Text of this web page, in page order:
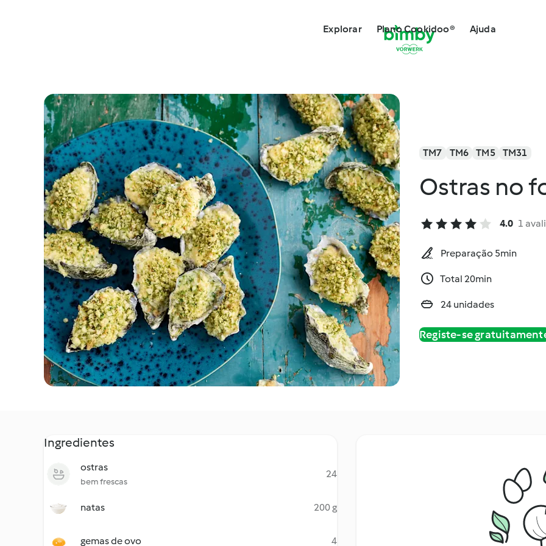
Explorar Plano Cookidoo® Ajuda
TM7 TM6 TM5 TM31
Ostras no
4.0 1
Preparação 5min
Total 20min
24 unidades
Registe-se
Ingredientes
ostras
bem frescas
24
natas 200 g
gemas de ovo 4